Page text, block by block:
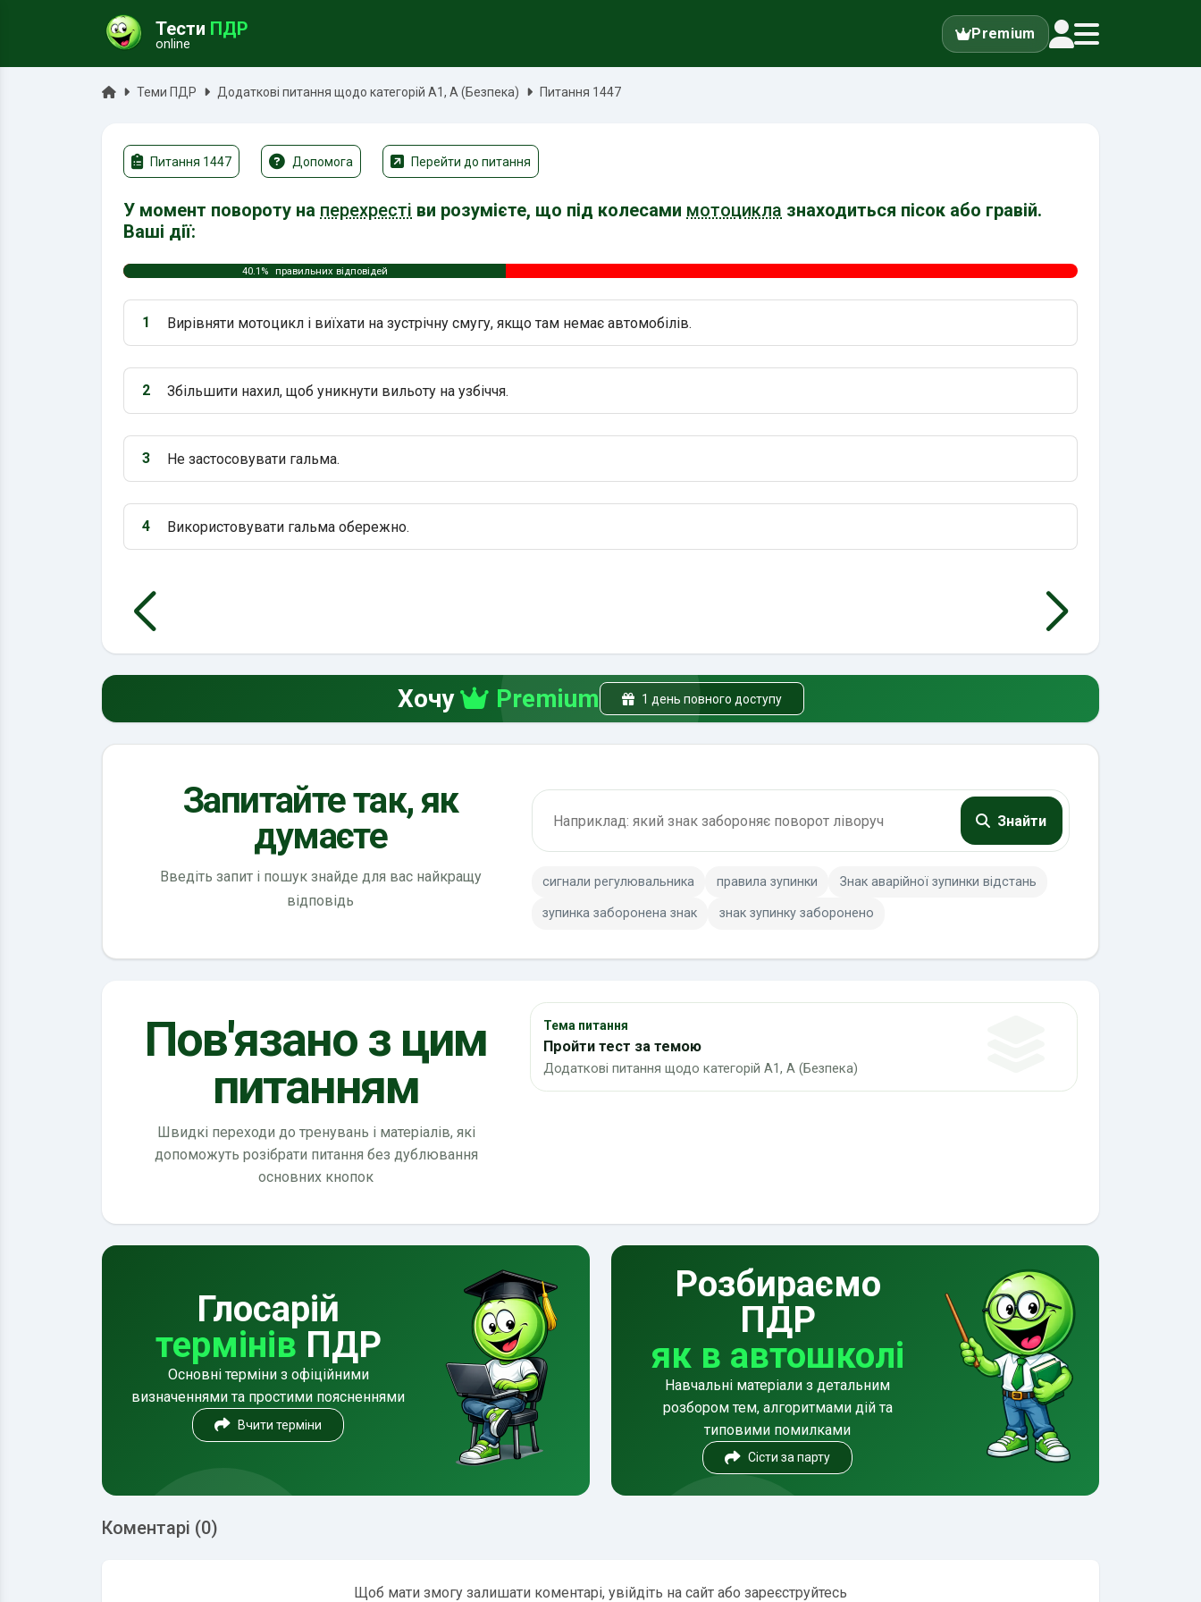
Тести ПДР
online
Premium
ГоловнаТеми ПДР Додаткові питання щодо категорій А1, А (Безпека) Питання 1447
Питання 1447 Допомога Перейти до питання
У момент повороту на перехресті ви розумієте, що під колесами мотоцикла знаходиться пісок або гравій.
Ваші дії:
40.1% правильних відповідей
Варіант 1:
1 Вирівняти мотоцикл і виїхати на зустрічну смугу, якщо там немає автомобілів.
Варіант 2:
2 Збільшити нахил, щоб уникнути вильоту на узбіччя.
Варіант 3:
3 Не застосовувати гальма.
Варіант 4:
4 Використовувати гальма обережно.
Хочу Premium 1 день повного доступу
Запитайте так, як
думаєте
Введіть запит і пошук знайде для вас найкращу
відповідь
Знайти
сигнали регулювальника правила зупинки Знак аварійної зупинки відстань
зупинка заборонена знак знак зупинку заборонено
Пов'язано з цим
питанням
Швидкі переходи до тренувань і матеріалів, які
допоможуть розібрати питання без дублювання
основних кнопок
Тема питання
Пройти тест за темою
Додаткові питання щодо категорій А1, А (Безпека)
Глосарій
термінів ПДР
Основні терміни з офіційними
визначеннями та простими поясненнями
Вчити терміни
Розбираємо
ПДР
як в автошколі
Навчальні матеріали з детальним
розбором тем, алгоритмами дій та
типовими помилками
Сісти за парту
Коментарі (0)
Щоб мати змогу залишати коментарі, увійдіть на сайт або зареєструйтесь